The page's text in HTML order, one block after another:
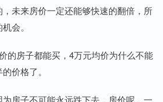
未来房价一定还能够快速的翻倍，所
会。
的房子都能买，4万元均价为什么不能
价格了。